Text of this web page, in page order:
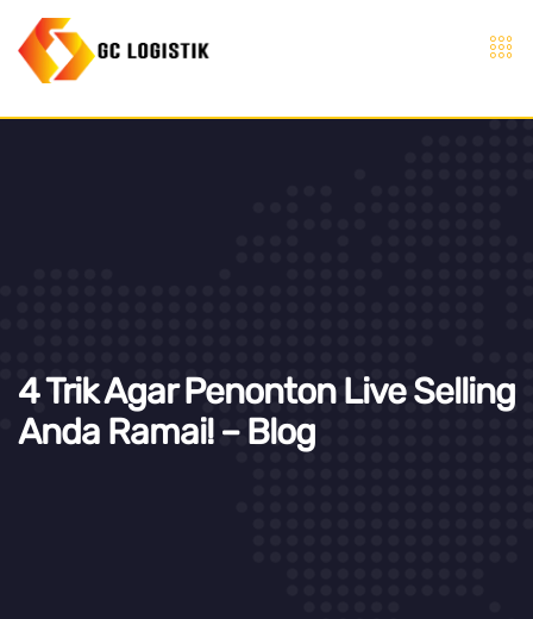
4 Trik Agar Penonton Live Selling
Anda Ramai! – Blog